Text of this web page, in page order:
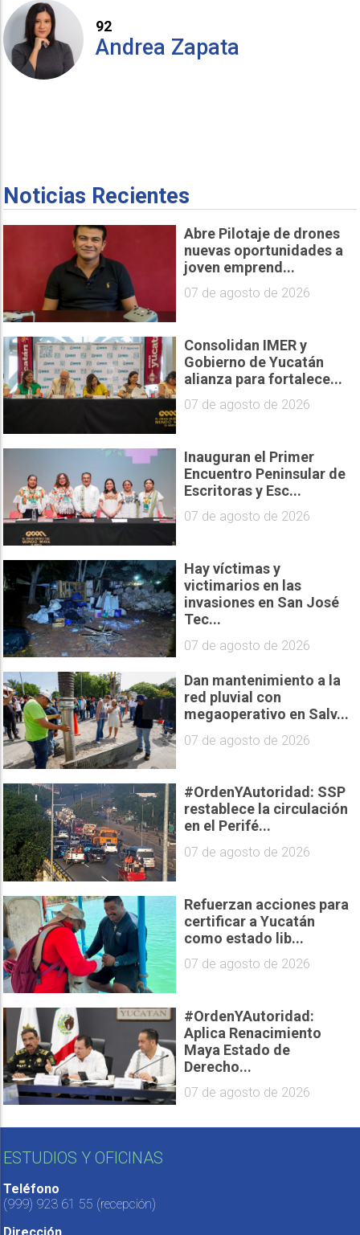
92
Andrea Zapata
Noticias Recientes
Abre Pilotaje de drones
nuevas oportunidades a
joven emprend...
07 de agosto de 2026
Consolidan IMER y
Gobierno de Yucatán
alianza para fortalece...
07 de agosto de 2026
Inauguran el Primer
Encuentro Peninsular de
Escritoras y Esc...
07 de agosto de 2026
Hay víctimas y
victimarios en las
invasiones en San José
Tec...
07 de agosto de 2026
Dan mantenimiento a la
red pluvial con
megaoperativo en Salv...
07 de agosto de 2026
#OrdenYAutoridad: SSP
restablece la circulación
en el Perifé...
07 de agosto de 2026
Refuerzan acciones para
certificar a Yucatán
como estado lib...
07 de agosto de 2026
#OrdenYAutoridad:
Aplica Renacimiento
Maya Estado de
Derecho...
07 de agosto de 2026
ESTUDIOS Y OFICINAS
Teléfono
(999) 923 61 55 (recepción)
Dirección